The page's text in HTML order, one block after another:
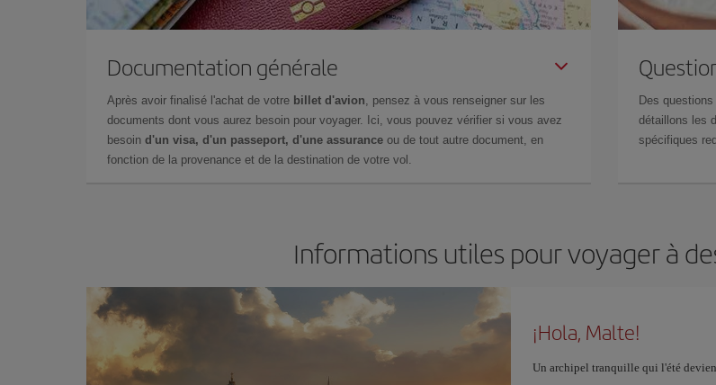
Documentation générale
Après avoir finalisé l'achat de votre billet d'avion, pensez à vous renseigner sur les
documents dont vous aurez besoin pour voyager. Ici, vous pouvez vérifier si vous avez
besoin d'un visa, d'un passeport, d'une assurance ou de tout autre document, en
fonction de la provenance et de la destination de votre vol.
Des
détaillons les
spécifiques
Informations utiles pour voyager à
¡Hola, Malte!
Un archipel tranquille qui l'été